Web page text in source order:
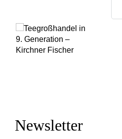
Newsletter